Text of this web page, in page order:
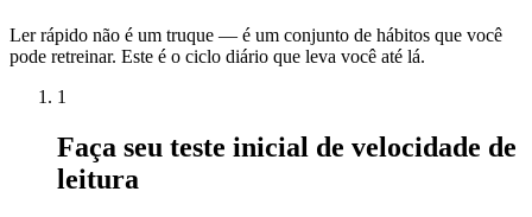
Ler rápido não é um truque — é um conjunto de hábitos que você
pode retreinar. Este é o ciclo diário que leva você até lá.
1
Faça seu teste inicial de velocidade de
leitura